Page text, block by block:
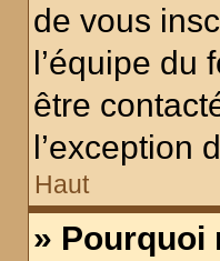
de vous
l’équipe du
être
l’exception
Haut
» Pourquoi